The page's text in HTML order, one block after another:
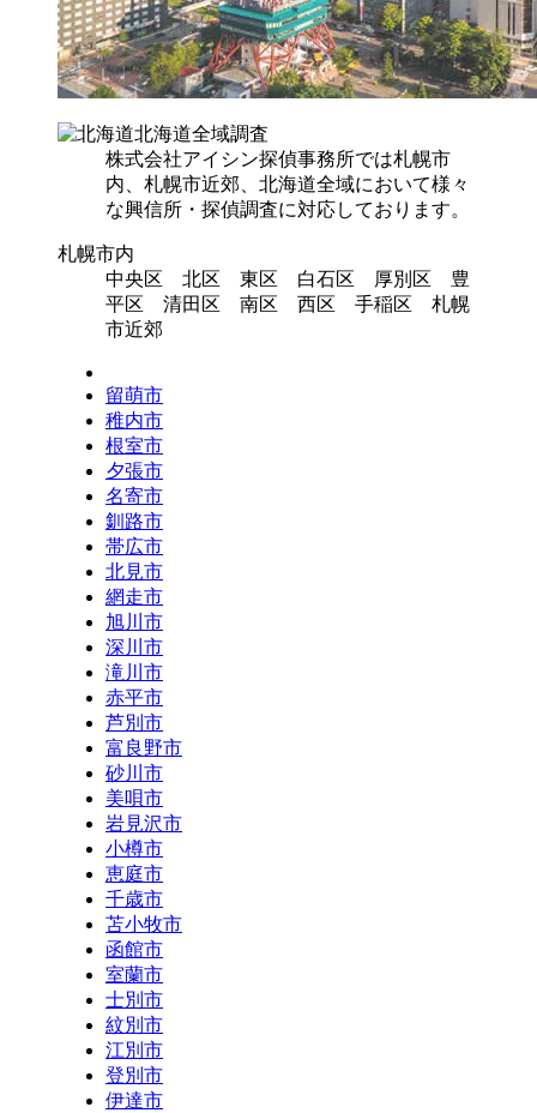
北海道全域調査
株式会社アイシン探偵事務所では札幌市
内、札幌市近郊、北海道全域において様々
な興信所・探偵調査に対応しております。
札幌市内
中央区 北区 東区 白石区 厚別区 豊
平区 清田区 南区 西区 手稲区 札幌
市近郊
留萌市
稚内市
根室市
夕張市
名寄市
釧路市
帯広市
北見市
網走市
旭川市
深川市
滝川市
赤平市
芦別市
富良野市
砂川市
美唄市
岩見沢市
小樽市
恵庭市
千歳市
苫小牧市
函館市
室蘭市
士別市
紋別市
江別市
登別市
伊達市